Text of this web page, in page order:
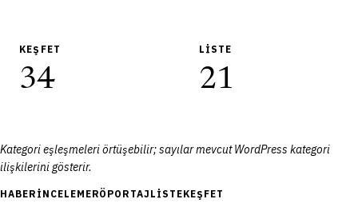
KEŞFET
34
LISTE
21
Kategori eşleşmeleri örtüşebilir; sayılar mevcut WordPress kategori
ilişkilerini gösterir.
HABER İNCELEMERÖPORTAJ LISTEKEŞFET